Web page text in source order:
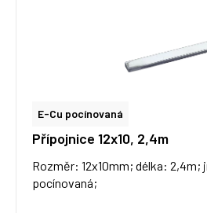
E-Cu pocínovaná
Přípojnice 12x10, 2,4m
Rozměr: 12x10mm; délka: 2,4m;
pocínovaná;